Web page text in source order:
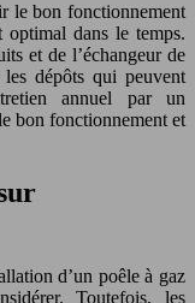
le bon fonctionnement
dans le temps.
et de l’échangeur de
dépôts qui peuvent
annuel par un
bon fonctionnement et
d’un poêle à gaz
Toutefois, les